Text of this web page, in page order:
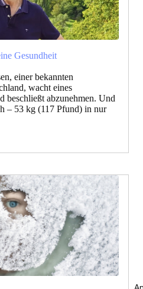
Gesundheit
einer bekannten
wacht eines
beschließt abzunehmen. Und
– 53 kg (117 Pfund) in nur